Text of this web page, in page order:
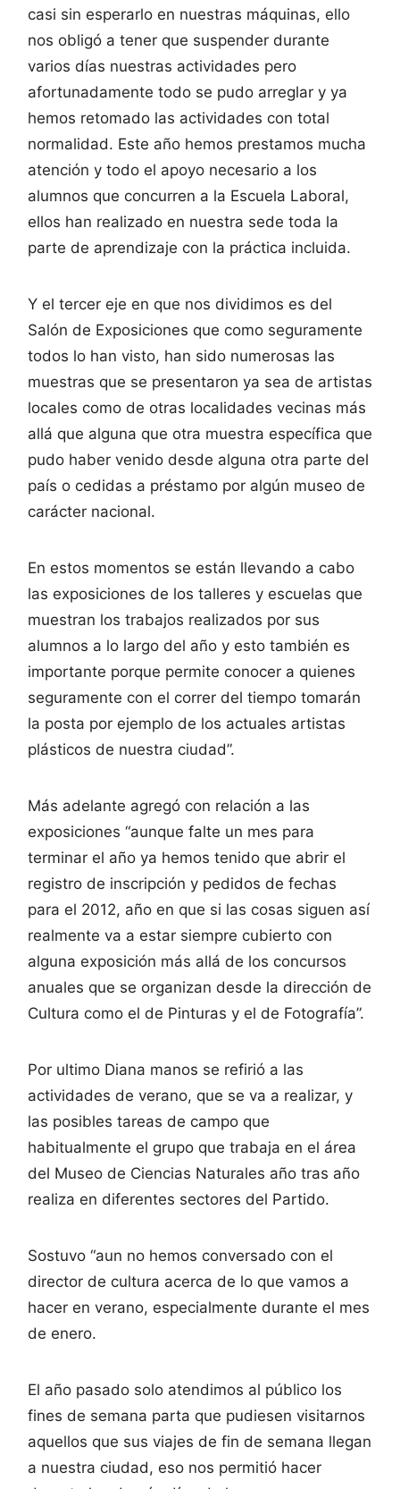
casi sin esperarlo en nuestras máquinas, ello
nos obligó a tener que suspender durante
varios días nuestras actividades pero
afortunadamente todo se pudo arreglar y ya
hemos retomado las actividades con total
normalidad. Este año hemos prestamos mucha
atención y todo el apoyo necesario a los
alumnos que concurren a la Escuela Laboral,
ellos han realizado en nuestra sede toda la
parte de aprendizaje con la práctica incluida.
Y el tercer eje en que nos dividimos es del
Salón de Exposiciones que como seguramente
todos lo han visto, han sido numerosas las
muestras que se presentaron ya sea de artistas
locales como de otras localidades vecinas más
allá que alguna que otra muestra específica que
pudo haber venido desde alguna otra parte del
país o cedidas a préstamo por algún museo de
carácter nacional.
En estos momentos se están llevando a cabo
las exposiciones de los talleres y escuelas que
muestran los trabajos realizados por sus
alumnos a lo largo del año y esto también es
importante porque permite conocer a quienes
seguramente con el correr del tiempo tomarán
la posta por ejemplo de los actuales artistas
plásticos de nuestra ciudad”.
Más adelante agregó con relación a las
exposiciones “aunque falte un mes para
terminar el año ya hemos tenido que abrir el
registro de inscripción y pedidos de fechas
para el 2012, año en que si las cosas siguen así
realmente va a estar siempre cubierto con
alguna exposición más allá de los concursos
anuales que se organizan desde la dirección de
Cultura como el de Pinturas y el de Fotografía”.
Por ultimo Diana manos se refirió a las
actividades de verano, que se va a realizar, y
las posibles tareas de campo que
habitualmente el grupo que trabaja en el área
del Museo de Ciencias Naturales año tras año
realiza en diferentes sectores del Partido.
Sostuvo “aun no hemos conversado con el
director de cultura acerca de lo que vamos a
hacer en verano, especialmente durante el mes
de enero.
El año pasado solo atendimos al público los
fines de semana parta que pudiesen visitarnos
aquellos que sus viajes de fin de semana llegan
a nuestra ciudad, eso nos permitió hacer